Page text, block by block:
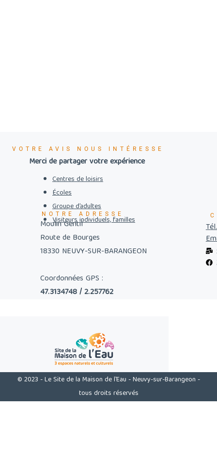
VOTRE AVIS NOUS INTÉRESSE
Merci de partager votre expérience
Centres de loisirs
Écoles
Groupe d’adultes
Visiteurs individuels, familles
NOTRE ADRESSE
Moulin Gentil
Route de Bourges
18330 NEUVY-SUR-BARANGEON
Coordonnées GPS :
47.3134748 / 2.257762
© 2023 - Le Site de la Maison de l'Eau - Neuvy-sur-Barangeon -
tous droits réservés